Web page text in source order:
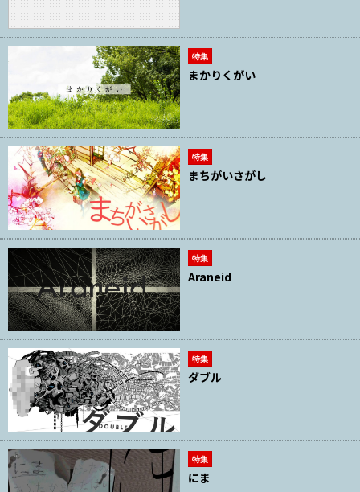
特集
まかりくがい
特集
まちがいさがし
特集
Araneid
特集
ダブル
特集
にま